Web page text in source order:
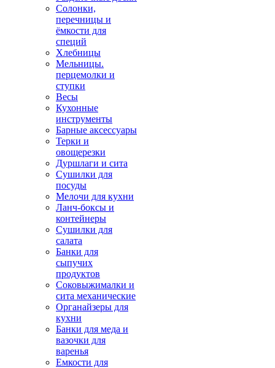
Солонки,
перечницы и
ёмкости для
специй
Хлебницы
Мельницы.
перцемолки и
ступки
Весы
Кухонные
инструменты
Барные аксессуары
Терки и
овощерезки
Дуршлаги и сита
Сушилки для
посуды
Мелочи для кухни
Ланч-боксы и
контейнеры
Сушилки для
салата
Банки для
сыпучих
продуктов
Соковыжималки и
сита механические
Органайзеры для
кухни
Банки для меда и
вазочки для
варенья
Емкости для